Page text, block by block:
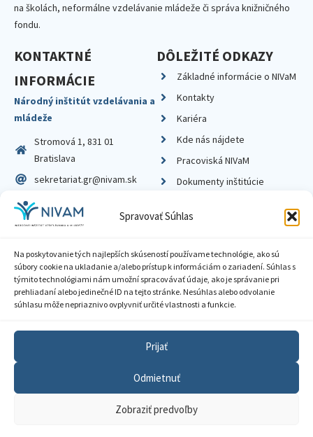
Spravovať Súhlas
Na poskytovanie tých najlepších skúseností používame technológie, ako sú
súbory cookie na ukladanie a/alebo prístup k informáciám o zariadení. Súhlas s
týmito technológiami nám umožní spracovávať údaje, ako je správanie pri
prehliadaní alebo jedinečné ID na tejto stránke. Nesúhlas alebo odvolanie
súhlasu môže nepriaznivo ovplyvniť určité vlastnosti a funkcie.
Prijať
Odmietnuť
Zobraziť predvoľby
na školách, neformálne vzdelávanie mládeže či správa knižničného
fondu.
KONTAKTNÉ
INFORMÁCIE
Národný inštitút vzdelávania a
mládeže
Stromová 1, 831 01
Bratislava
sekretariat.gr@nivam.sk
IČO: 00164348
DIČ: 2020798714
DÔLEŽITÉ ODKAZY
Základné informácie o NIVaM
Kontakty
Kariéra
Kde nás nájdete
Pracoviská NIVaM
Dokumenty inštitúcie
Zásady ochrany súkromia
Sprístupnenie informácií
Nastavenia cookies
GDPR